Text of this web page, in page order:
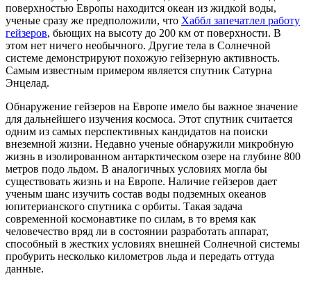
поверхностью Европы находится океан из жидкой воды,
ученые сразу же предположили, что Хаббл запечатлел работу
гейзеров, бьющих на высоту до 200 км от поверхности. В
этом нет ничего необычного. Другие тела в Солнечной
системе демонстрируют похожую гейзерную активность.
Самым известным примером является спутник Сатурна
Энцелад.
Обнаружение гейзеров на Европе имело бы важное значение
для дальнейшего изучения космоса. Этот спутник считается
одним из самых перспективных кандидатов на поиски
внеземной жизни. Недавно ученые обнаружили микробную
жизнь в изолированном антарктическом озере на глубине 800
метров подо льдом. В аналогичных условиях могла бы
существовать жизнь и на Европе. Наличие гейзеров дает
ученым шанс изучить состав воды подземных океанов
юпитерианского спутника с орбиты. Такая задача
современной космонавтике по силам, в то время как
человечество вряд ли в состоянии разработать аппарат,
способный в жестких условиях внешней Солнечной системы
пробурить несколько километров льда и передать оттуда
данные.